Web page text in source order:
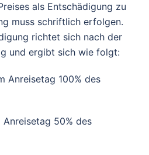
als Entschädigung zu
muss schriftlich erfolgen.
richtet sich nach der
und ergibt sich wie folgt:
Anreisetag 100% des
50% des